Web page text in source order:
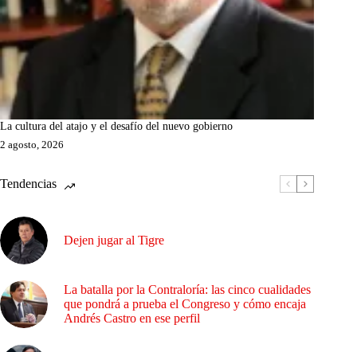
La cultura del atajo y el desafío del nuevo gobierno
2 agosto, 2026
Tendencias
Dejen jugar al Tigre
La batalla por la Contraloría: las cinco cualidades
que pondrá a prueba el Congreso y cómo encaja
Andrés Castro en ese perfil